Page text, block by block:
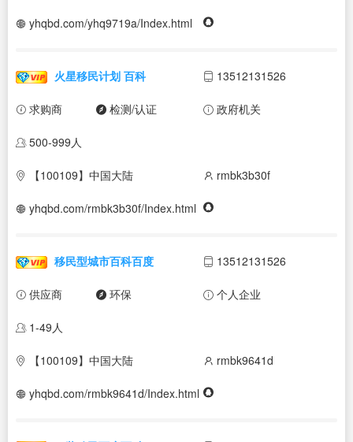
yhqbd.com/yhq9719a/Index.html
火星移民计划 百科 13512131526
求购商 检测/认证 政府机关
500-999人
【100109】中国大陆 rmbk3b30f
yhqbd.com/rmbk3b30f/Index.html
移民型城市百科百度 13512131526
供应商 环保 个人企业
1-49人
【100109】中国大陆 rmbk9641d
yhqbd.com/rmbk9641d/Index.html